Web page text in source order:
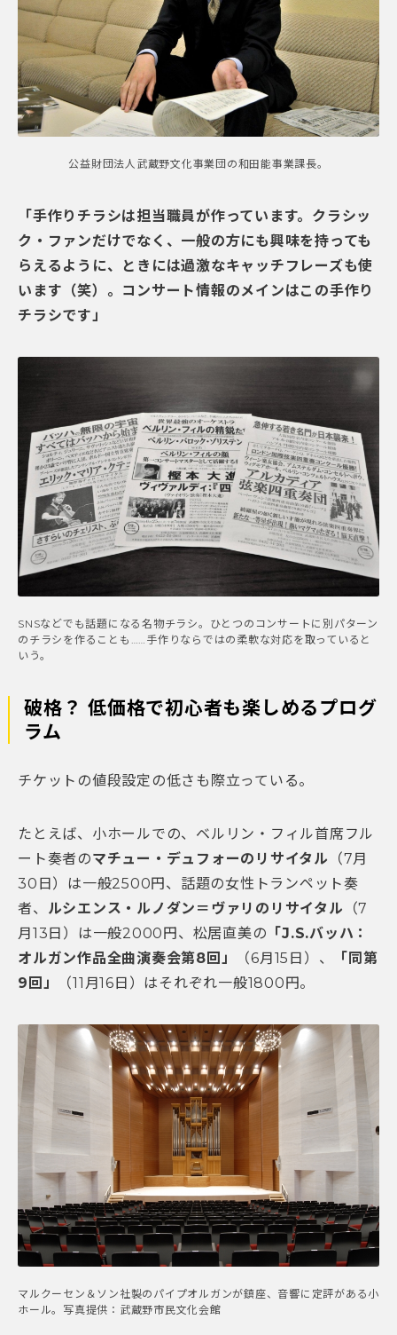
公益財団法人武蔵野文化事業団の和田能事業課長。
「手作りチラシは担当職員が作っています。クラシッ
ク・ファンだけでなく、一般の方にも興味を持っても
らえるように、ときには過激なキャッチフレーズも使
います（笑）。コンサート情報のメインはこの手作り
チラシです」
SNSなどでも話題になる名物チラシ。ひとつのコンサートに別パターン
のチラシを作ることも……手作りならではの柔軟な対応を取っていると
いう。
破格？ 低価格で初心者も楽しめるプログ
ラム
チケットの値段設定の低さも際立っている。
たとえば、小ホールでの、ベルリン・フィル首席フル
ート奏者のマチュー・デュフォーのリサイタル （7月
30日）は一般2500円、話題の女性トランペット奏
者、 ルシエンス・ルノダン＝ヴァリのリサイタル （7
月13日）は一般2000円、松居直美の 「 J.S.バッハ：
オルガン作品全曲演奏会第8 回」 （6月15日）、
「同第
9 回」 （11月16日）はそれぞれ一般1800円。
マルクーセン＆ソン社製のパイプオルガンが鎮座、音響に定評がある小
ホール。写真提供：武蔵野市民文化会館